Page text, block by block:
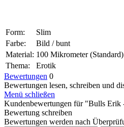
Form:
Slim
Farbe:
Bild / bunt
Material: 100 Mikrometer (Standard)
Thema:
Erotik
Bewertungen 0
Bewertungen lesen, schreiben und
Menü schließen
Kundenbewertungen für "Bulls Erik
Bewertung schreiben
Bewertungen werden nach